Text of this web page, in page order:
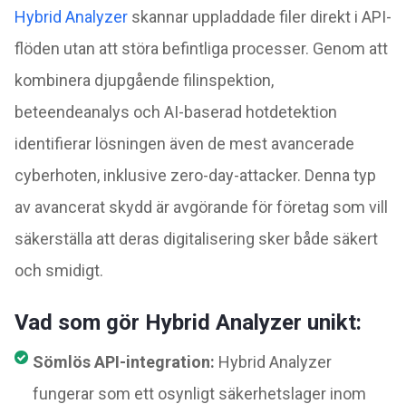
Hybrid Analyzer skannar uppladdade filer direkt i API-
flöden utan att störa befintliga processer. Genom att
kombinera djupgående filinspektion,
beteendeanalys och AI-baserad hotdetektion
identifierar lösningen även de mest avancerade
cyberhoten, inklusive zero-day-attacker. Denna typ
av avancerat skydd är avgörande för företag som vill
säkerställa att deras digitalisering sker både säkert
och smidigt.
Vad som gör Hybrid Analyzer unikt:
Sömlös API-integration: Hybrid Analyzer
fungerar som ett osynligt säkerhetslager inom